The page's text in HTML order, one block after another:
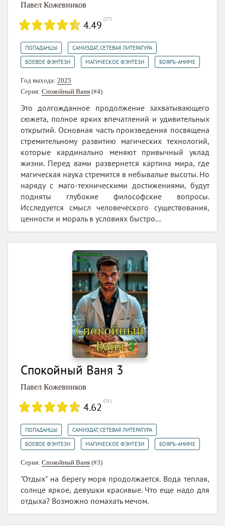
Павел Кожевников
4.49 (27)
ПОПАДАНЦЫ САМИЗДАТ, СЕТЕВАЯ ЛИТЕРАТУРА
БОЕВОЕ ФЭНТЕЗИ МАГИЧЕСКОЕ ФЭНТЕЗИ БОЯРЪ-АНИМЕ
Год выхода: 2025
Серия: Спокойный Ваня (#4)
Это долгожданное продолжение захватывающего
сюжета, полное ярких впечатлений и удивительных
открытий. Основная часть произведения посвящена
стремительному развитию магических технологий,
которые кардинально меняют привычный уклад
жизни. Перед вами развернется картина мира, где
магическая наука стремится в небывалые высоты. Но
наряду с маго-техническими достижениями, будут
подняты глубокие философские вопросы.
Исследуется смысл человеческого существования,
ценности и мораль в условиях быстро...
Спокойный Ваня 3
Павел Кожевников
4.62 (31)
ПОПАДАНЦЫ САМИЗДАТ, СЕТЕВАЯ ЛИТЕРАТУРА
БОЕВОЕ ФЭНТЕЗИ МАГИЧЕСКОЕ ФЭНТЕЗИ БОЯРЪ-АНИМЕ
Серия: Спокойный Ваня (#3)
"Отдых" на берегу моря продолжается. Вода теплая,
солнце яркое, девушки красивые. Что еще надо для
отдыха? Возможно помахать мечом.